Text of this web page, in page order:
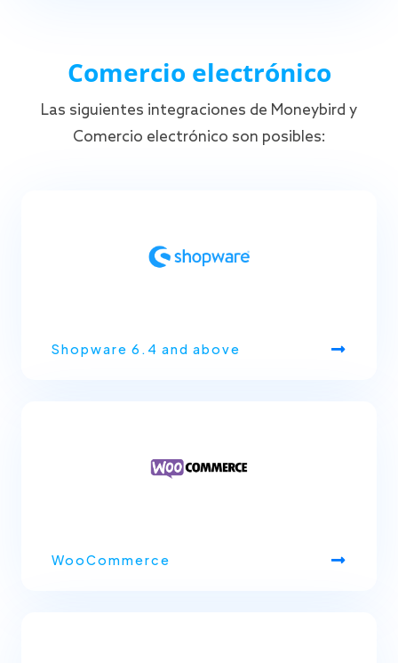
Comercio electrónico
Las siguientes integraciones de Moneybird y
Comercio electrónico son posibles:
Shopware 6.4 and above
WooCommerce